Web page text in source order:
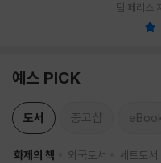
팀 페리스
예스 PICK
도서 중고샵
화제의 책 외국도서 세트도서